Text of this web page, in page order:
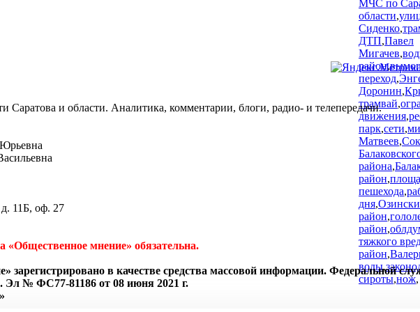
МЧС по
области,
Сиденко,
ДТП,Павел
Мигачев,
район,
переход,
Доронин,
трамвай,
движения,
парк,сети,
Матвеев,
района,
район,
пешехода,
дня,
район,
район,
тяжкого
район,
воды,
сироты,нож,
Саратова и области. Аналитика, комментарии, блоги, радио- и телепередачи.
11Б, оф. 27
«Общественное мнение» обязательна.
зарегистрировано в качестве средства массовой информации. Федеральной
Эл № ФС77-81186 от 08 июня 2021 г.